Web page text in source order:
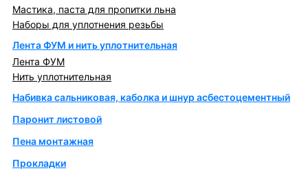
Мастика, паста для пропитки льна
Наборы для уплотнения резьбы
Лента ФУМ и нить уплотнительная
Лента ФУМ
Нить уплотнительная
Набивка сальниковая, каболка и шнур асбестоцементный
Паронит листовой
Пена монтажная
Прокладки